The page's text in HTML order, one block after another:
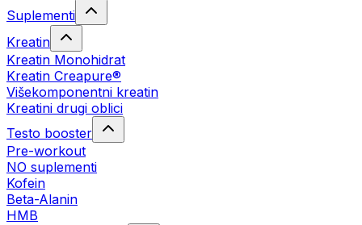
Suplementi
Kreatin
Kreatin Monohidrat
Kreatin Creapure®
Višekomponentni kreatin
Kreatini drugi oblici
Testo booster
Pre-workout
NO suplementi
Kofein
Beta-Alanin
HMB